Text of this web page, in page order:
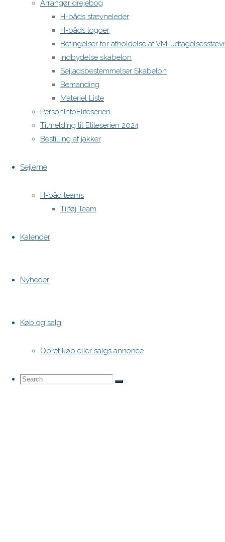
Arrangør drejebog
H-båds stævneleder
H-båds logoer
Betingelser for afholdelse af VM-
Indbydelse skabelon
Sejladsbestemmelser Skabelon
Bemanding
Materiel Liste
PersonInfoEliteserien
Tilmelding til Eliteserien 2024
Bestilling af jakker
Sejlerne
H-båd teams
Tilføj Team
Kalender
Nyheder
Køb og salg
Opret køb eller salgs annonce
Search
Search
Search